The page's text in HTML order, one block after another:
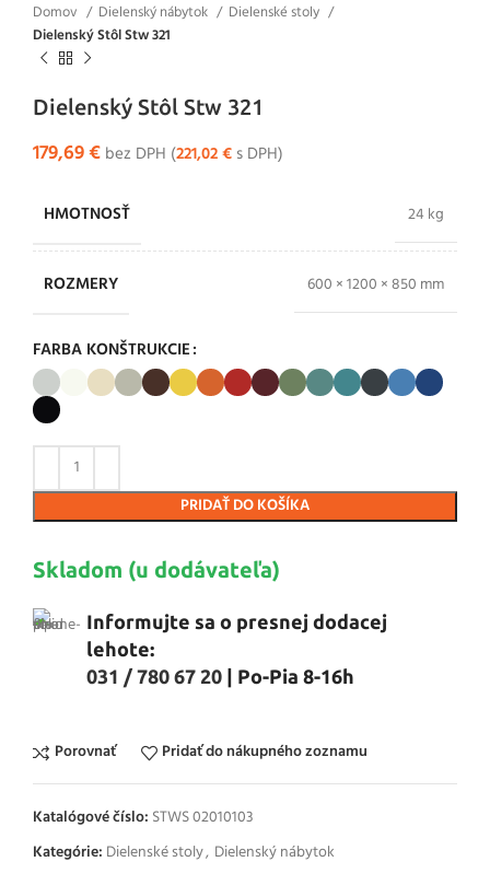
Domov Dielenský nábytok
Dielenské stoly
Dielenský Stôl Stw 321
Dielenský Stôl Stw 321
179,69€ bez DPH (221,02€ s DPH)
HMOTNOSŤ 24 kg
ROZMERY 600 × 1200 × 850 mm
FARBA KONŠTRUKCIE
PRIDAŤ DO KOŠÍKA
Skladom (u dodávateľa)
Informujte sa o presnej dodacej
lehote:
031 / 780 67 20 | Po-Pia 8-16h
Porovnať Pridať do nákupného zoznamu
Katalógové číslo: STWS 02010103
Kategórie: Dielenské stoly, Dielenský nábytok